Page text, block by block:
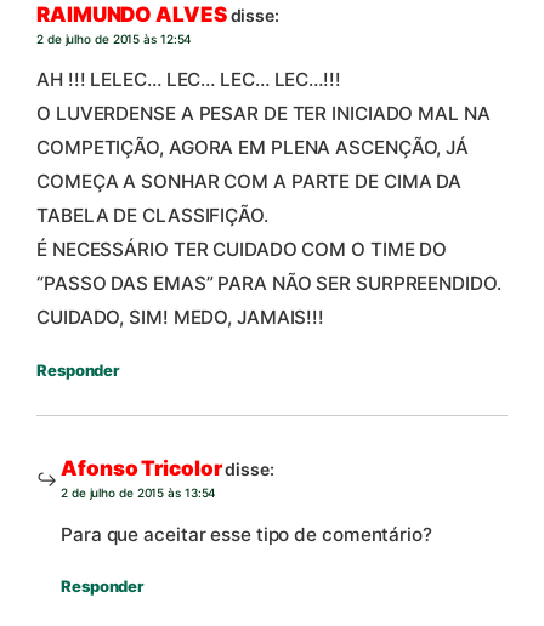
RAIMUNDO ALVESdisse:
2 de julho de 2015 às 12:54
AH !!! LELEC… LEC… LEC… LEC…!!!
O LUVERDENSE A PESAR DE TER INICIADO MAL NA
COMPETIÇÃO, AGORA EM PLENA ASCENÇÃO, JÁ
COMEÇA A SONHAR COM A PARTE DE CIMA DA
TABELA DE CLASSIFIÇÃO.
É NECESSÁRIO TER CUIDADO COM O TIME DO
“PASSO DAS EMAS” PARA NÃO SER SURPREENDIDO.
CUIDADO, SIM! MEDO, JAMAIS!!!
Responder
Afonso Tricolordisse:
2 de julho de 2015 às 13:54
Para que aceitar esse tipo de comentário?
Responder